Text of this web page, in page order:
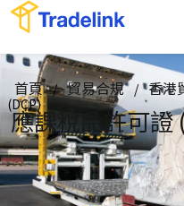
首頁 / 貿易合規 / 香港
(DCP)
應課稅品許可證